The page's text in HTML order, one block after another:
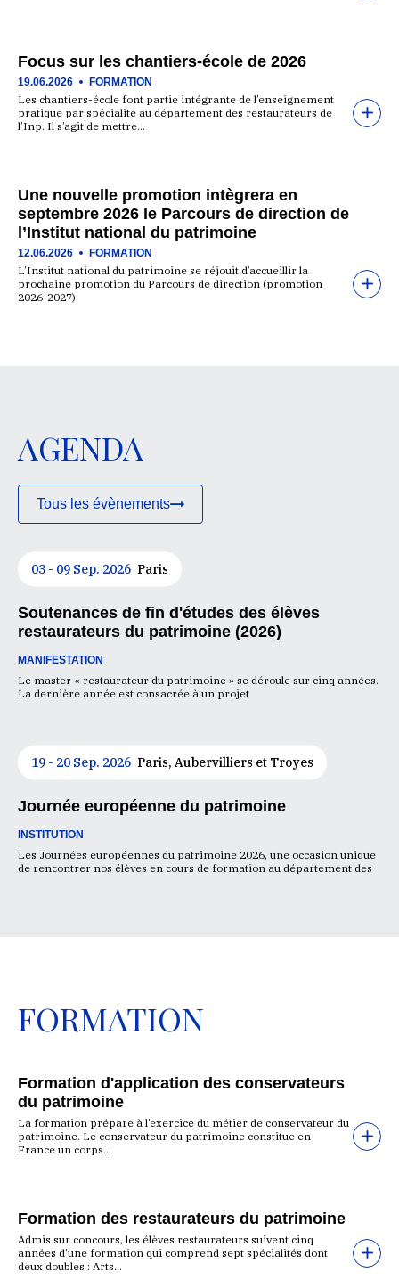
Focus sur les chantiers-école de 2026
19.06.2026 FORMATION
Les chantiers-école font partie intégrante de l’enseignement
pratique par spécialité au département des restaurateurs de
l’Inp. Il s’agit de mettre…
Une nouvelle promotion intègrera en
septembre 2026 le Parcours de direction de
l’Institut national du patrimoine
12.06.2026 FORMATION
L’Institut national du patrimoine se réjouit d’accueillir la
prochaine promotion du Parcours de direction (promotion
2026-2027).
AGENDA
Tous les évènements
03 - 09 Sep. 2026 Paris
Soutenances de fin d'études des élèves
restaurateurs du patrimoine (2026)
MANIFESTATION
Le master « restaurateur du patrimoine » se déroule sur cinq années.
La dernière année est consacrée à un projet
19 - 20 Sep. 2026 Paris, Aubervilliers et Troyes
Journée européenne du patrimoine
INSTITUTION
Les Journées européennes du patrimoine 2026, une occasion unique
de rencontrer nos élèves en cours de formation au département des
FORMATION
Formation d'application des conservateurs
du patrimoine
La formation prépare à l’exercice du métier de conservateur du
patrimoine. Le conservateur du patrimoine constitue en
France un corps...
Formation des restaurateurs du patrimoine
Admis sur concours, les élèves restaurateurs suivent cinq
années d’une formation qui comprend sept spécialités dont
deux doubles : Arts...